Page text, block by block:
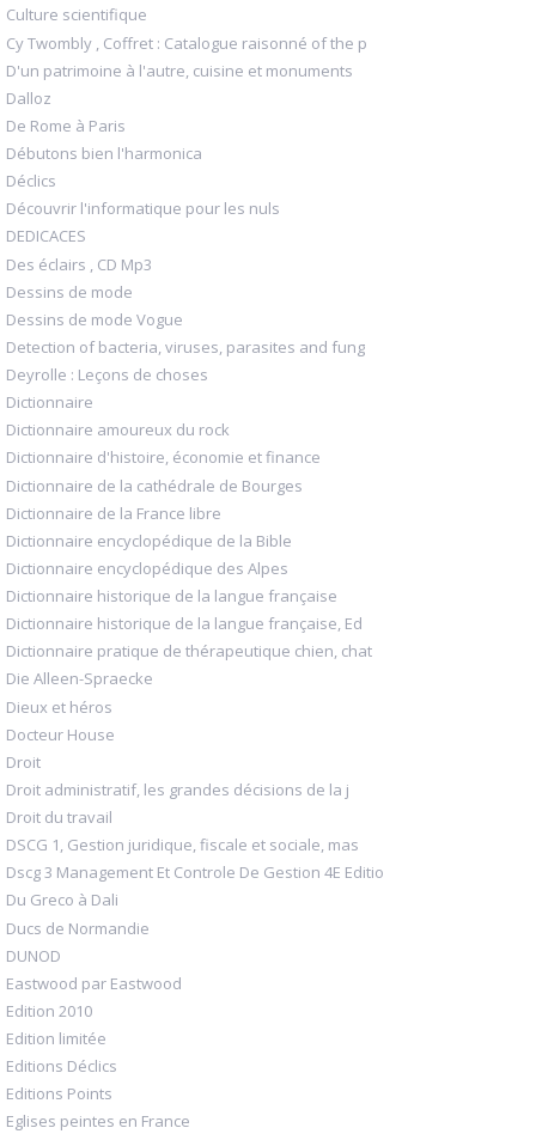
Culture scientifique
Cy Twombly , Coffret : Catalogue raisonné of the p
D'un patrimoine à l'autre, cuisine et monuments
Dalloz
De Rome à Paris
Débutons bien l'harmonica
Déclics
Découvrir l'informatique pour les nuls
DEDICACES
Des éclairs , CD Mp3
Dessins de mode
Dessins de mode Vogue
Detection of bacteria, viruses, parasites and fung
Deyrolle : Leçons de choses
Dictionnaire
Dictionnaire amoureux du rock
Dictionnaire d'histoire, économie et finance
Dictionnaire de la cathédrale de Bourges
Dictionnaire de la France libre
Dictionnaire encyclopédique de la Bible
Dictionnaire encyclopédique des Alpes
Dictionnaire historique de la langue française
Dictionnaire historique de la langue française, Ed
Dictionnaire pratique de thérapeutique chien, chat
Die Alleen-Spraecke
Dieux et héros
Docteur House
Droit
Droit administratif, les grandes décisions de la j
Droit du travail
DSCG 1, Gestion juridique, fiscale et sociale, mas
Dscg 3 Management Et Controle De Gestion 4E Editio
Du Greco à Dali
Ducs de Normandie
DUNOD
Eastwood par Eastwood
Edition 2010
Edition limitée
Editions Déclics
Editions Points
Eglises peintes en France